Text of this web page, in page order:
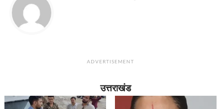
ADVERTISEMENT
उत्तराखंड